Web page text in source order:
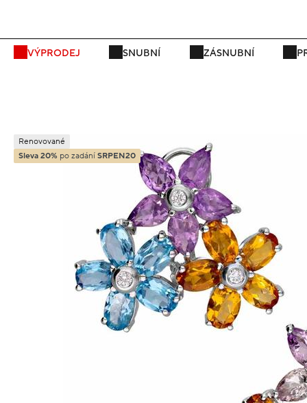
VÝPRODEJ SNUBNÍ ZÁSNUBNÍ
Renovované
Sleva 20% po zadání SRPEN20